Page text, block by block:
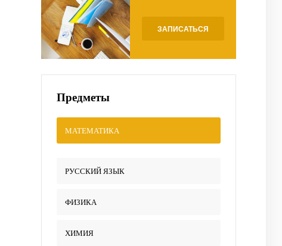
ЗАПИСАТЬСЯ
Предметы
МАТЕМАТИКА
РУССКИЙ ЯЗЫК
ФИЗИКА
ХИМИЯ